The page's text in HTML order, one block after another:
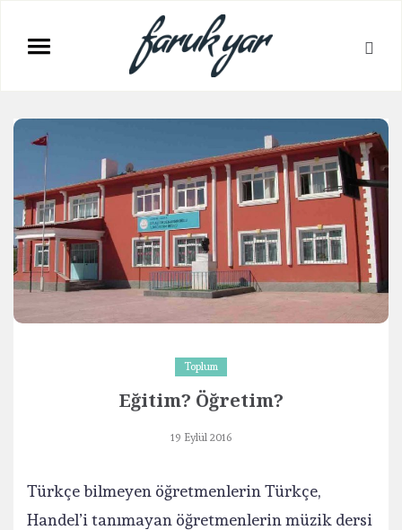
Toplum
Eğitim? Öğretim?
19 Eylül 2016
Türkçe bilmeyen öğretmenlerin Türkçe,
Handel’i tanımayan öğretmenlerin müzik dersi